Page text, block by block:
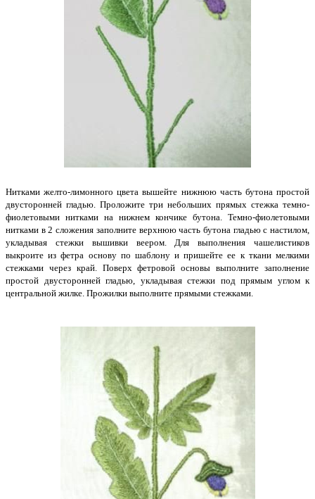
Нитками желто-лимонного цвета вышейте нижнюю часть бутона простой
двусторонней гладью. Проложите три небольших прямых стежка темно-
фиолетовыми нитками на нижнем кончике бутона. Темно-фиолетовыми
нитками в 2 сложения заполните верхнюю часть бутона гладью с настилом,
укладывая стежки вышивки веером. Для выполнения чашелистиков
выкроите из фетра основу по шаблону и пришейте ее к ткани мелкими
стежками через край. Поверх фетровой основы выполните заполнение
простой двусторонней гладью, укладывая стежки под прямым углом к
центральной жилке. Прожилки выполните прямыми стежками.